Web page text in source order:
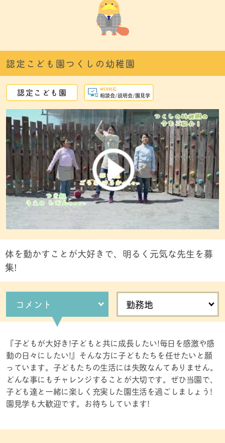
認定こども園つくしの幼稚園
認定こども園 WEB対応
相談会/説明会/園見学
体を動かすことが大好きで、明るく元気な先生を募
集!
コメント 勤務地
『子どもが大好き!子どもと共に成長したい!毎日を感激や感
動の日々にしたい!』そんな方に子どもたちを任せたいと願
っています。子どもたちの生活には失敗なんてありません。
どんな事にもチャレンジすることが大切です。ぜひ当園で、
子ども達と一緒に楽しく充実した園生活を過ごしましょう!
園見学も大歓迎です。お待ちしています!